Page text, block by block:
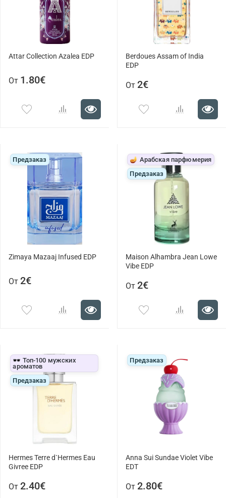
Attar Collection Azalea EDP
От 1.80€
Berdoues Assam of India
EDP
От 2€
Предзаказ
Zimaya Mazaaj Infused EDP
От 2€
🪔 Арабская парфюмерия
Предзаказ
Maison Alhambra Jean Lowe
Vibe EDP
От 2€
🕶️ Топ-100 мужских
ароматов
Предзаказ
Hermes Terre d`Hermes Eau
Givree EDP
От 2.40€
Предзаказ
Anna Sui Sundae Violet Vibe
EDT
От 2.80€